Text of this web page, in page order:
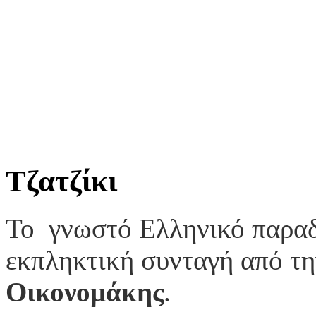
Τζατζίκι
Το γνωστό Ελληνικό
εκπληκτική συνταγή από
Οικονομάκης.